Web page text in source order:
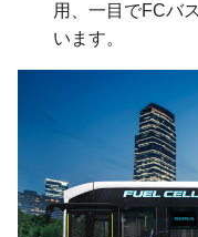
用、一目でFCバ
います。